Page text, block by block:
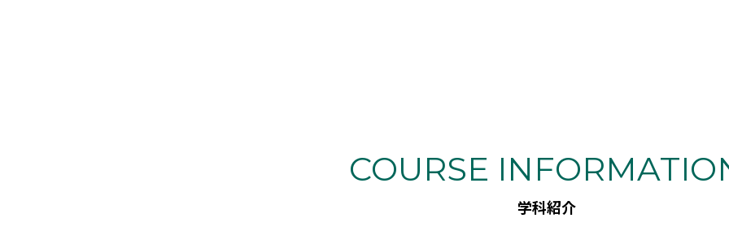
COURSE
学科紹介